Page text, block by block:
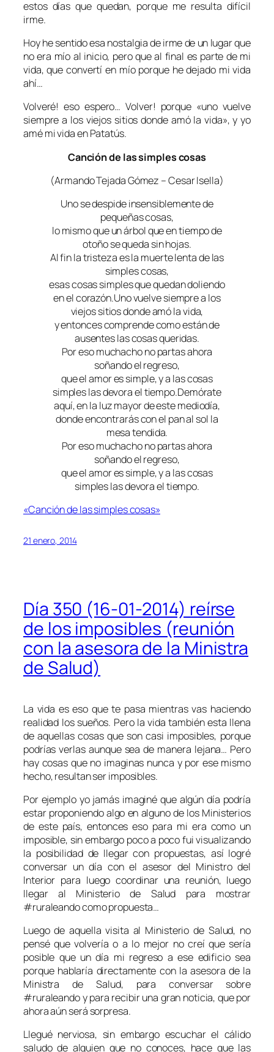
estos días que quedan, porque me resulta difícil
irme.
Hoy he sentido esa nostalgia de irme de un lugar que
no era mío al inicio, pero que al final es parte de mi
vida, que convertí en mío porque he dejado mi vida
ahí…
Volveré! eso espero… Volver! porque «uno vuelve
siempre a los viejos sitios donde amó la vida», y yo
amé mi vida en Patatús.
Canción de las simples cosas
(Armando Tejada Gómez – Cesar Isella)
Uno se despide insensiblemente de
pequeñas cosas,
lo mismo que un árbol que en tiempo de
otoño se queda sin hojas.
Al fin la tristeza es la muerte lenta de las
simples cosas,
esas cosas simples que quedan doliendo
en el corazón.Uno vuelve siempre a los
viejos sitios donde amó la vida,
y entonces comprende como están de
ausentes las cosas queridas.
Por eso muchacho no partas ahora
soñando el regreso,
que el amor es simple, y a las cosas
simples las devora el tiempo.Demórate
aquí, en la luz mayor de este mediodía,
donde encontrarás con el pan al sol la
mesa tendida.
Por eso muchacho no partas ahora
soñando el regreso,
que el amor es simple, y a las cosas
simples las devora el tiempo.
«Canción de las simples cosas»
21 enero, 2014
Día 350 (16-01-2014) reírse
de los imposibles (reunión
con la asesora de la Ministra
de Salud)
La vida es eso que te pasa mientras vas haciendo
realidad los sueños. Pero la vida también esta llena
de aquellas cosas que son casi imposibles, porque
podrías verlas aunque sea de manera lejana… Pero
hay cosas que no imaginas nunca y por ese mismo
hecho, resultan ser imposibles.
Por ejemplo yo jamás imaginé que algún día podría
estar proponiendo algo en alguno de los Ministerios
de este país, entonces eso para mi era como un
imposible, sin embargo poco a poco fui visualizando
la posibilidad de llegar con propuestas, así logré
conversar un día con el asesor del Ministro del
lnterior para luego coordinar una reunión, luego
llegar al Ministerio de Salud para mostrar
#ruraleando como propuesta…
Luego de aquella visita al Ministerio de Salud, no
pensé que volvería o a lo mejor no creí que sería
posible que un día mi regreso a ese edificio sea
porque hablaría directamente con la asesora de la
Ministra de Salud, para conversar sobre
#ruraleando y para recibir una gran noticia, que por
ahora aún será sorpresa.
Llegué nerviosa, sin embargo escuchar el cálido
saludo de alguien que no conoces, hace que las